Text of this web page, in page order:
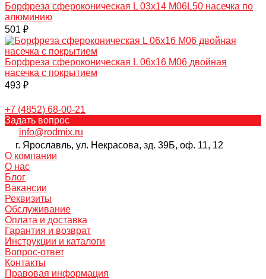
Борфреза сфероконическая L 03х14 M06L50 насечка по
алюминию
501 ₽
Борфреза сфероконическая L 06х16 M06 двойная
насечка с покрытием
493 ₽
+7 (4852) 68-00-21
Задать вопрос
info@rodmix.ru
г. Ярославль, ул. Некрасова, зд. 39Б, оф. 11, 12
О компании
О нас
Блог
Вакансии
Реквизиты
Обслуживание
Оплата и доставка
Гарантия и возврат
Инструкции и каталоги
Вопрос-ответ
Контакты
Правовая информация